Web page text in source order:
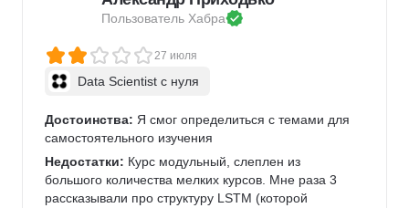
Пользователь Хабра
27 июля
Data Scientist с нуля
Достоинства: Я смог определиться с темами для
самостоятельного изучения
Недостатки: Курс модульный, слеплен из
большого количества мелких курсов. Мне раза 3
рассказывали про структуру LSTM (которой